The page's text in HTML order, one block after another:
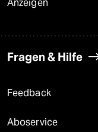
Anzeigen
Fragen & Hilfe
Feedback
Aboservice